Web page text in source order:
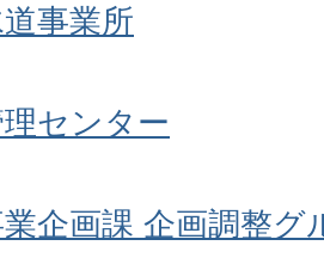
事業所
センター
企画課 企画調整グ